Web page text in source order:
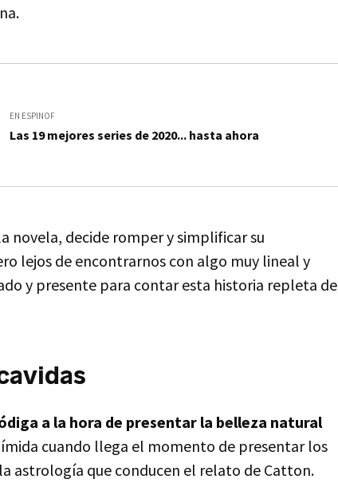
EN ESPINOF
Las 19 mejores series de 2020... hasta ahora
novela, decide romper y simplificar su
lejos de encontrarnos con algo muy lineal y
y presente para contar esta historia repleta de
a la hora de presentar la belleza natural
cuando llega el momento de presentar los
astrología que conducen el relato de Catton.